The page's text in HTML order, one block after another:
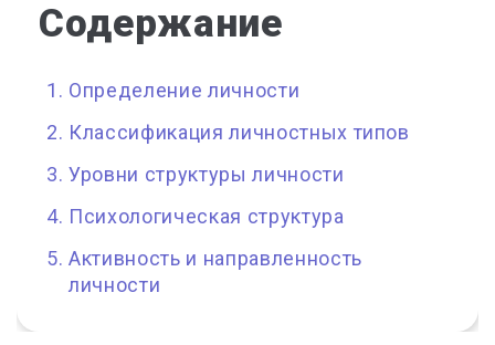
Содержание
Определение личности
Классификация личностных типов
Уровни структуры личности
Психологическая структура
Активность и направленность
личности